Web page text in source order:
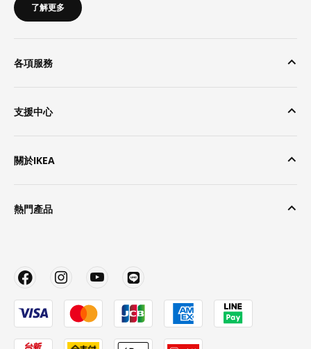
了解更多
各項服務
支援中心
關於IKEA
熱門產品